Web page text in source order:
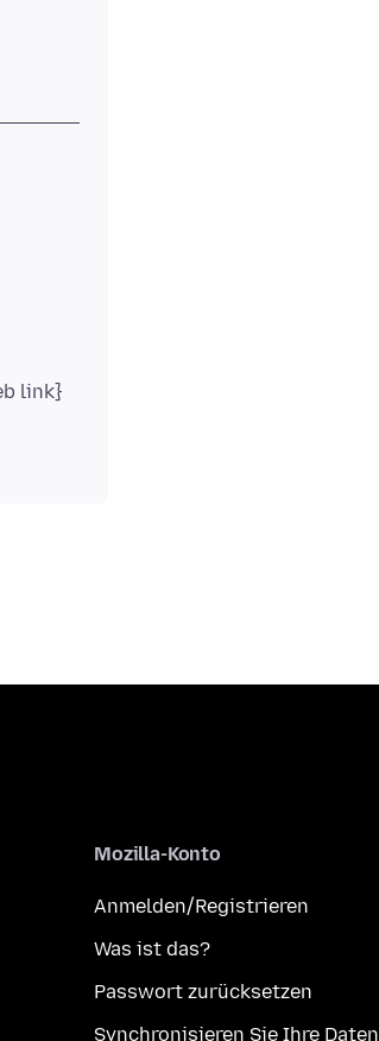
link}
Mozilla-Konto
Anmelden/Registrieren
Was ist das?
Passwort zurücksetzen
Synchronisieren Sie Ihre Daten